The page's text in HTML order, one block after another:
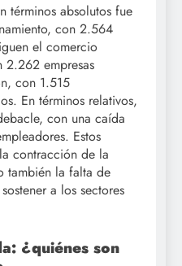
términos absolutos fue
con 2.564
el comercio
2.262 empresas
con 1.515
En términos relativos,
con una caída
Estos
contracción de la
también la falta de
a los sectores
¿quiénes son